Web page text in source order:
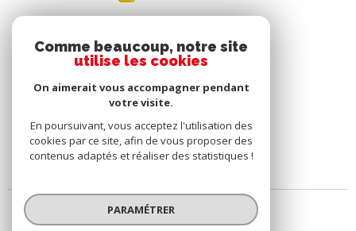
Comme beaucoup, notre site
utilise les cookies
On aimerait vous accompagner pendant
votre visite.
En poursuivant, vous acceptez l'utilisation des
cookies par ce site, afin de vous proposer des
contenus adaptés et réaliser des statistiques !
PARAMÉTRER